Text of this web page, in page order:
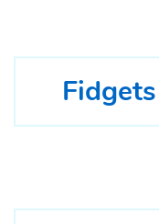
Fidgets